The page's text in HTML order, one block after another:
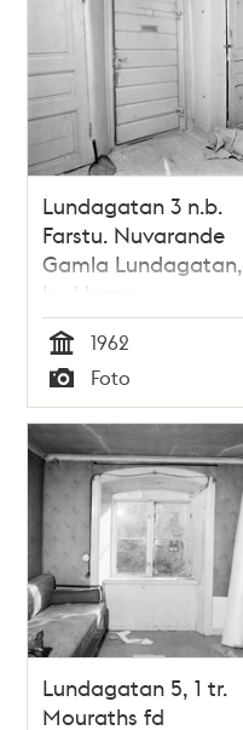
Lundagatan 3 n.b.
Farstu. Nuvarande
Gamla Lundagatan,
kv. Haren
Tid
1962
Typ
Foto
Lundagatan 5, 1 tr.
Mouraths fd